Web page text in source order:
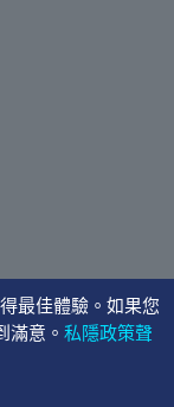
最佳體驗。如果您
滿意。 私隱政策聲